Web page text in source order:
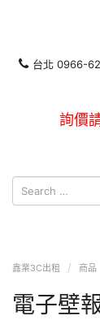
台北 0966-
詢價
鑫業3C出租 商品
電子壁